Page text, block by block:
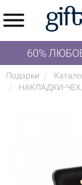
60%
Подарки
НАКЛАДКИ-